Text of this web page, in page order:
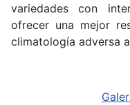
variedades con
ofrecer una mejor
climatología adversa